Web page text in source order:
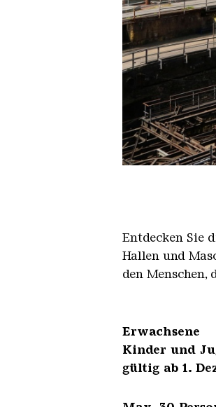
Der
Copyright:
Entdecken Sie
Hallen und
den
Kinder
gültig ab 1.